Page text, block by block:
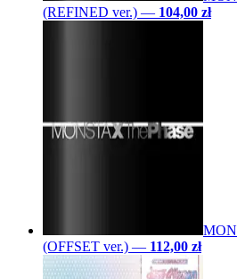
(REFINED ver.) — 104,00 zł
(OFFSET ver.) — 112,00 zł